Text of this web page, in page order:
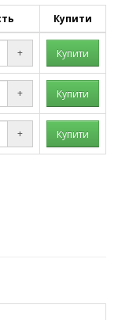
Купити
+
+
+